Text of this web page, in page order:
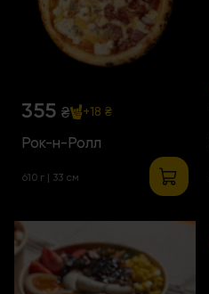
355 ₴ +18 ₴
Рок-н-Ролл
610 г | 33 см